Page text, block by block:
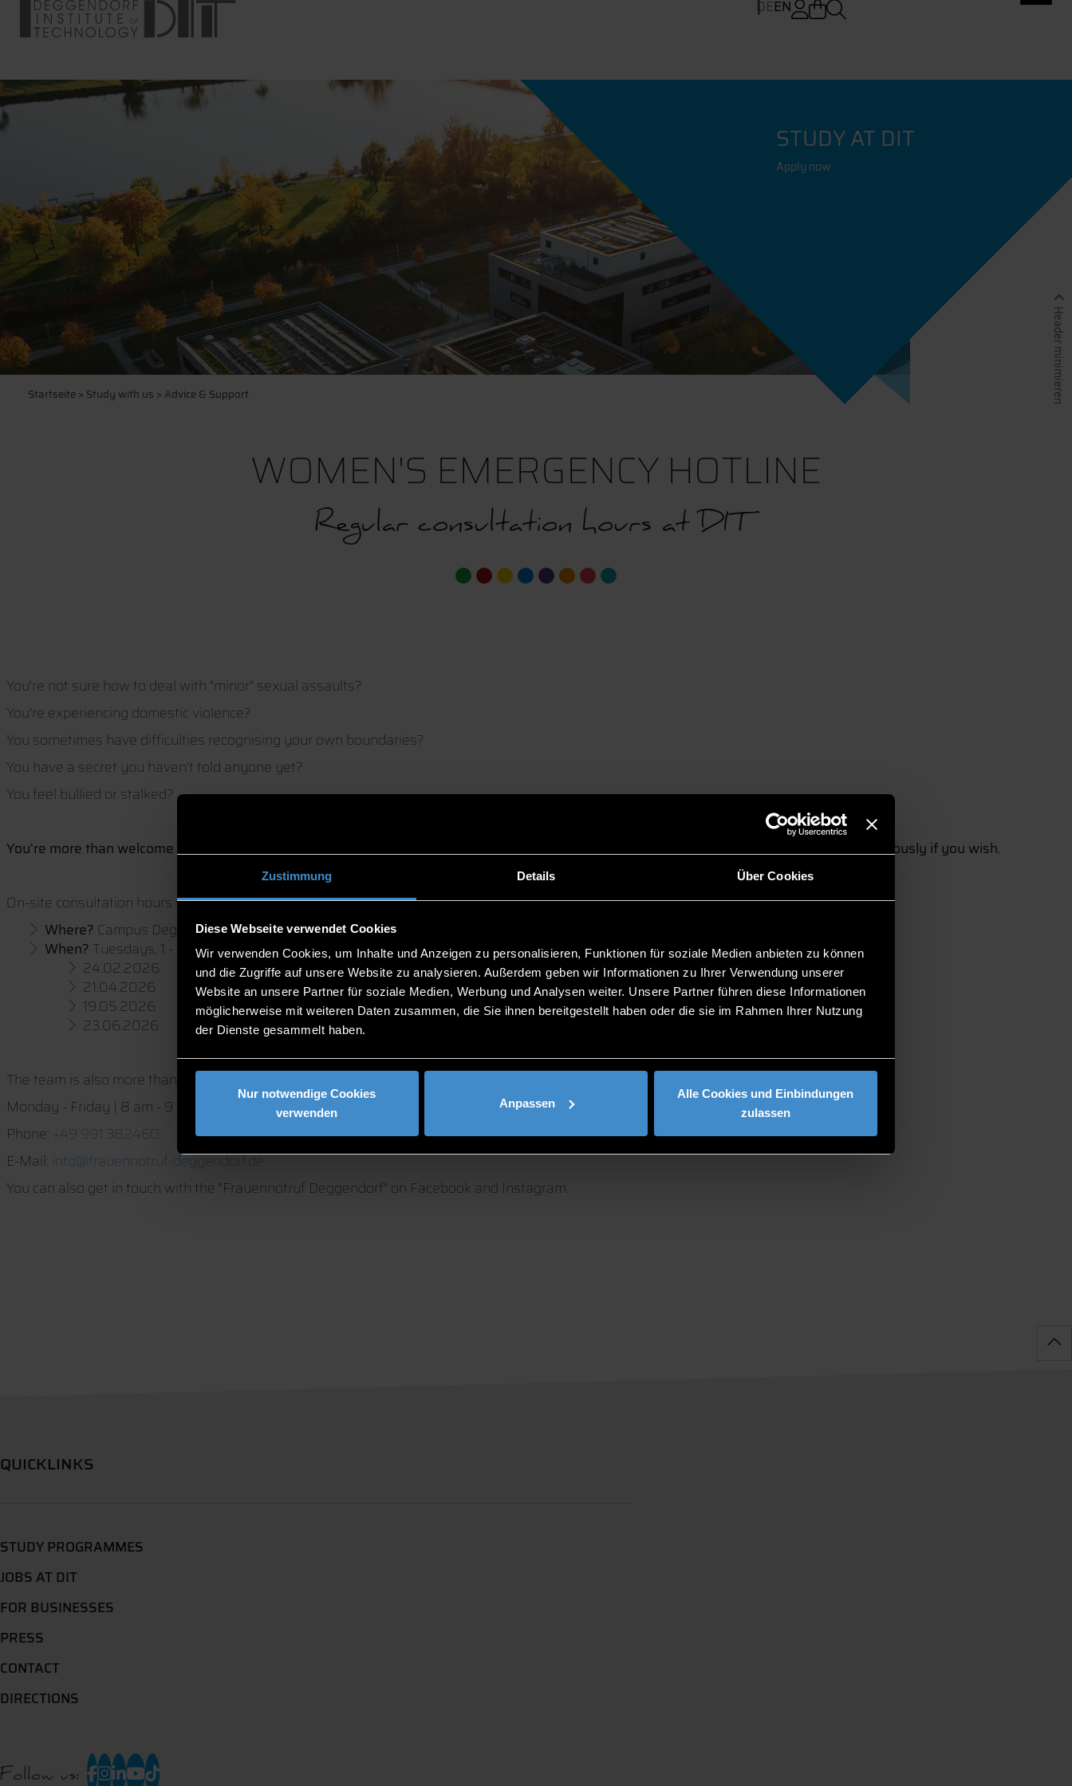
Zustimmung Details Über Cookies
Diese Webseite verwendet Cookies
Wir verwenden Cookies, um Inhalte und Anzeigen zu personalisieren, Funktionen für soziale Medien anbieten zu können
und die Zugriffe auf unsere Website zu analysieren. Außerdem geben wir Informationen zu Ihrer Verwendung unserer
Website an unsere Partner für soziale Medien, Werbung und Analysen weiter. Unsere Partner führen diese Informationen
möglicherweise mit weiteren Daten zusammen, die Sie ihnen bereitgestellt haben oder die sie im Rahmen Ihrer Nutzung
der Dienste gesammelt haben.
Nur notwendige Cookies
verwenden
Anpassen
Alle Cookies und Einbindungen
zulassen
DEEN
Startseite> Study with us > Advice & Support
STUDY AT DIT
Apply now
Header minimieren
WOMEN'S EMERGENCY HOTLINE
Regular consultation hours at DIT
You're not sure how to deal with "minor" sexual assaults?
You're experiencing domestic violence?
You sometimes have difficulties recognising your own boundaries?
You have a secret you haven't told anyone yet?
You feel bullied or stalked?
You're more than welcome to contact the Women's Emergency Hotline Deggendorf. The team is there for you free of charge and also anonymously if you wish.
On-site consultation hours will be available again in the winter semester 2025/26 and summer semester 2026:
Where? Campus Deggendorf, Room B 102
When? Tuesdays, 1 - 2 pm
24.02.2026
21.04.2026
19.05.2026
23.06.2026
The team is also more than happy to talk to you via phone:
Monday - Friday | 8 am - 9 pm
Phone: +49 991 382460
E-Mail: info@frauennotruf-deggendorf.de
You can also get in touch with the "Frauennotruf Deggendorf" on Facebook and Instagram.
QUICKLINKS
STUDY PROGRAMMES
JOBS AT DIT
FOR BUSINESSES
PRESS
CONTACT
DIRECTIONS
Follow us: